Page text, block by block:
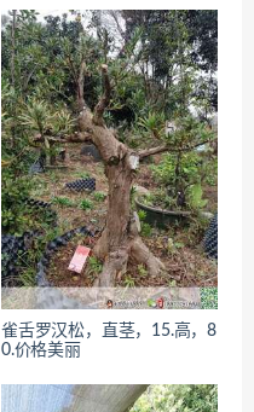
雀舌罗汉松，直茎，15.高，8
0.价格美丽